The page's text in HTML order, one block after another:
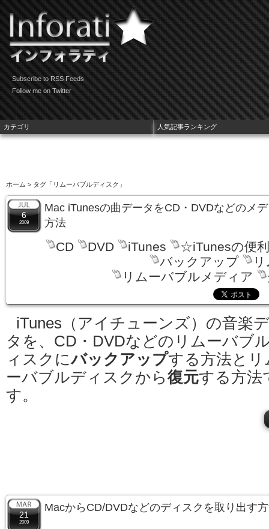
Subscribe to RSS Feeds
Follow me on Twitter
ホーム > タグ「リムーバブルディスク」
6
2009
Mac iTunesの曲データをCD・DVDなどのメ
方法
CD DVD iTunes
☆iTunesの便
バックアップ
リムーバブルメディア
iTunes（アイチューンズ）の音楽
タを、CD・DVDなどのリムーバブ
ィスクにバックアップする方法とリ
ーバブルディスクから復元する方法
す。
21
2009
MacからCD/DVDなどのディスクを取り出す
カテゴリ 人気記事ランキング